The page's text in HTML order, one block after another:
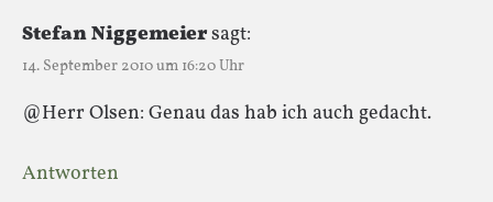
Stefan Niggemeiersagt:
14. September 2010 um 16:20 Uhr
@Herr Olsen: Genau das hab ich auch gedacht.
Antworten